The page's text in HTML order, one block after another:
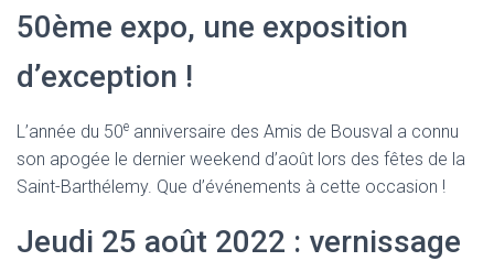
50ème expo, une exposition
d’exception !
L’année du 50e anniversaire des Amis de Bousval a connu
son apogée le dernier weekend d’août lors des fêtes de la
Saint-Barthélemy. Que d’événements à cette occasion !
Jeudi 25 août 2022 : vernissage